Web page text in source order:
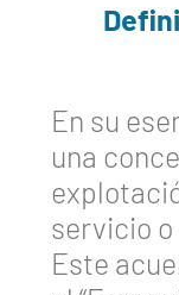
En su
una
servicio
Este